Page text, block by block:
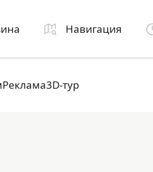
Навигация
Реклама3D-тур